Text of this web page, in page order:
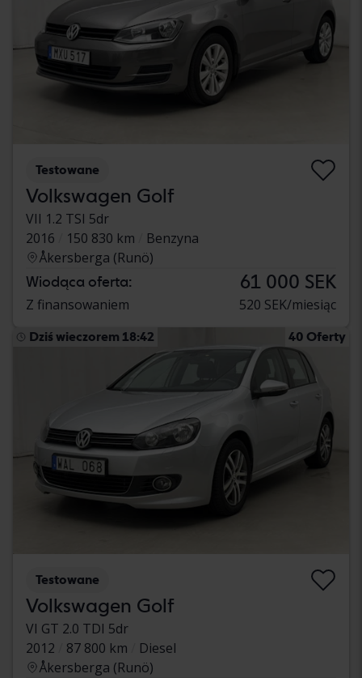
Testowane
Volkswagen Golf
VII 1.2 TSI 5dr
2016
150 830 km
Benzyna
Åkersberga (Runö)
Wiodąca oferta: 61 000 SEK
Z finansowaniem 520 SEK/miesiąc
Dziś wieczorem 18:42 40 Oferty
Testowane
Volkswagen Golf
VI GT 2.0 TDI 5dr
2012
87 800 km
Diesel
Åkersberga (Runö)